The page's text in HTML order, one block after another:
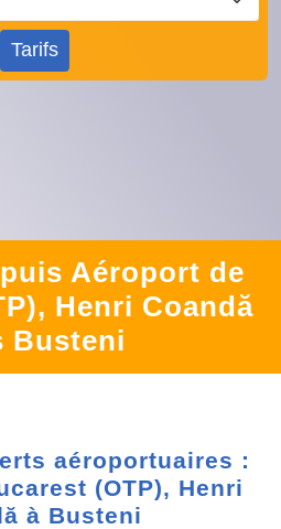
Tarifs
Aéroport de
Henri Coandă
Busteni
aéroportuaires :
(OTP), Henri
à Busteni